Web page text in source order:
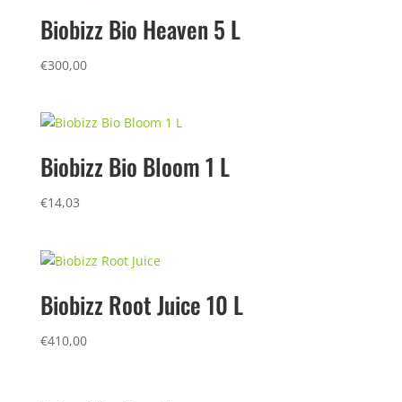
Biobizz Bio Heaven 5 L
€300,00
Biobizz Bio Bloom 1 L
€14,03
Biobizz Root Juice 10 L
€410,00